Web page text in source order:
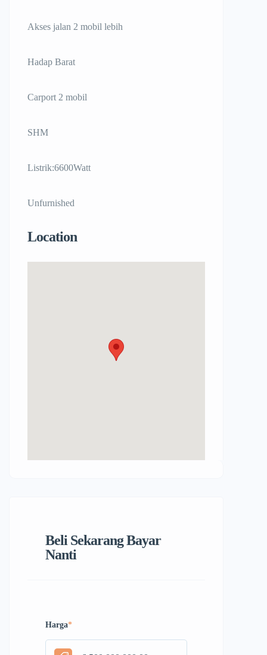
Akses jalan 2 mobil lebih
Hadap Barat
Carport 2 mobil
SHM
Listrik:6600Watt
Unfurnished
Location
Beli Sekarang Bayar
Nanti
Harga*